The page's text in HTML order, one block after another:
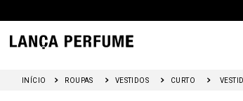
ROUPAS VESTIDOS CURTO